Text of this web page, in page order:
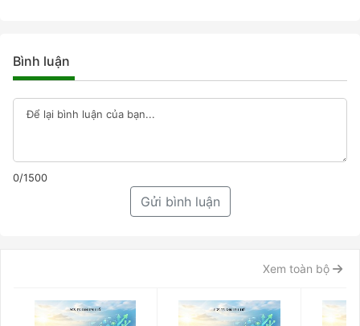
Bình luận
0/1500
Gửi bình luận
Xem toàn bộ